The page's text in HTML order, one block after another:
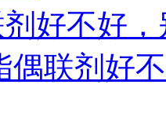
好不好
偶联剂好